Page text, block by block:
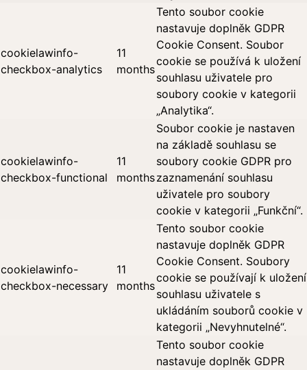
cookielawinfo-
checkbox-analytics
11
months
Tento soubor cookie
nastavuje doplněk GDPR
Cookie Consent. Soubor
cookie se používá k uložení
souhlasu uživatele pro
soubory cookie v kategorii
„Analytika“.
cookielawinfo-
checkbox-functional
11
months
Soubor cookie je nastaven
na základě souhlasu se
soubory cookie GDPR pro
zaznamenání souhlasu
uživatele pro soubory
cookie v kategorii „Funkční“.
cookielawinfo-
checkbox-necessary
11
months
Tento soubor cookie
nastavuje doplněk GDPR
Cookie Consent. Soubory
cookie se používají k uložení
souhlasu uživatele s
ukládáním souborů cookie v
kategorii „Nevyhnutelné“.
Tento soubor cookie
nastavuje doplněk GDPR